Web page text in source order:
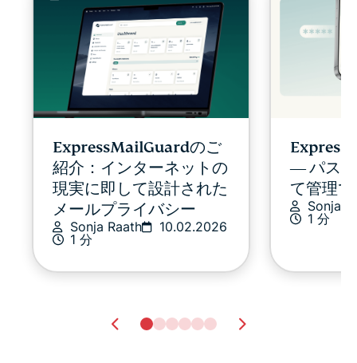
ExpressMailGuardのご
紹介：インターネットの
現実に即して設計された
メールプライバシー
Sonja Raath
10.02.2026
1 分
― パス
て管理
Sonja
1 分